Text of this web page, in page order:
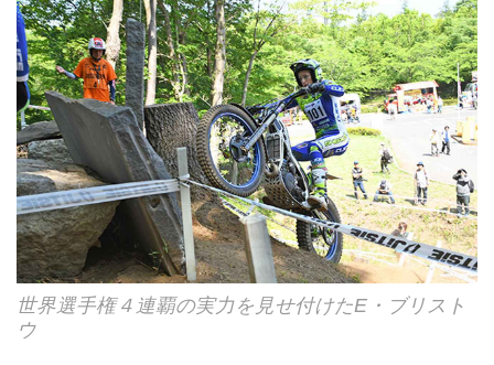
世界選手権４連覇の実力を見せ付けたE・ブリスト
ウ